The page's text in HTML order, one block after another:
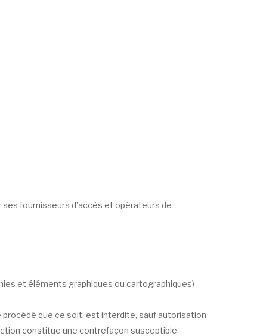
fournisseurs d’accès et opérateurs de
et éléments graphiques ou cartographiques)
que ce soit, est interdite, sauf autorisation
constitue une contrefaçon susceptible